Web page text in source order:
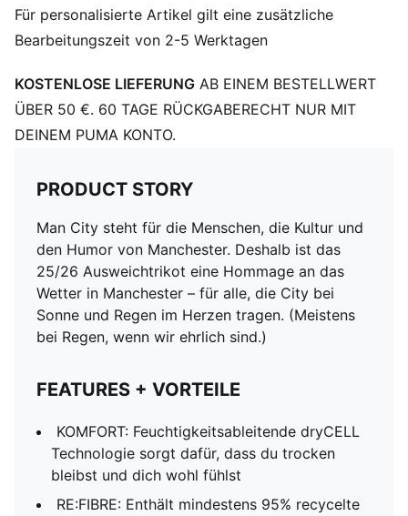
Teenager zwischen 8 und 16 Jahren
Für personalisierte Artikel gilt eine zusätzliche
Bearbeitungszeit von 2-5 Werktagen
KOSTENLOSE LIEFERUNG AB EINEM BESTELLWERT
ÜBER 50 €. 60 TAGE RÜCKGABERECHT NUR MIT
DEINEM PUMA KONTO.
PRODUCT STORY
Man City steht für die Menschen, die Kultur und
den Humor von Manchester. Deshalb ist das
25/26 Ausweichtrikot eine Hommage an das
Wetter in Manchester – für alle, die City bei
Sonne und Regen im Herzen tragen. (Meistens
bei Regen, wenn wir ehrlich sind.)
FEATURES + VORTEILE
KOMFORT: Feuchtigkeitsableitende dryCELL
Technologie sorgt dafür, dass du trocken
bleibst und dich wohl fühlst
RE:FIBRE: Enthält mindestens 95% recycelte